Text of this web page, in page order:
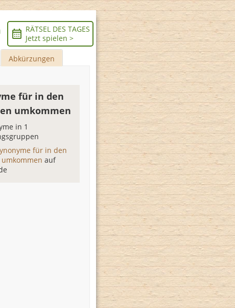
RÄTSEL DES TAGES
Jetzt spielen >
Abkürzungen
für in den
umkommen
in 1
für in den
umkommenauf